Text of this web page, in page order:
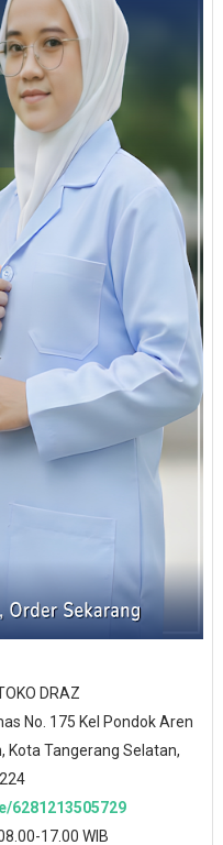
DRAZ
No. 175 Kel Pondok Aren
Kota Tangerang Selatan,
6281213505729
17.00 WIB